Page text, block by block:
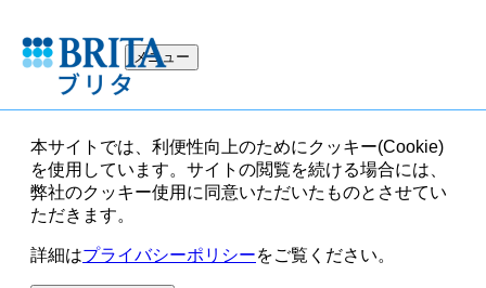
本サイトでは、利便性向上のためにクッキー(Cookie)
を使用しています。サイトの閲覧を続ける場合には、
弊社のクッキー使用に同意いただいたものとさせてい
ただきます。
詳細はプライバシーポリシーをご覧ください。
メニュー